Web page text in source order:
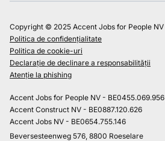
Copyright © 2025 Accent Jobs for People NV
Politica de confidențialitate
Politica de cookie-uri
Declarație de declinare a responsabilității
Atenție la phishing
Accent Jobs for People NV - BE0455.069.956
Accent Construct NV - BE0887.120.626
Accent Jobs NV - BE0654.755.146
Beversesteenweg 576, 8800 Roeselare